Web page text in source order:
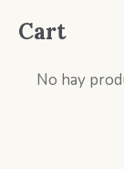
Cart
No hay